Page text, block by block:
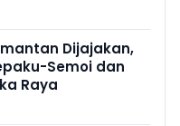
Dijajakan,
Semoi dan
Raya